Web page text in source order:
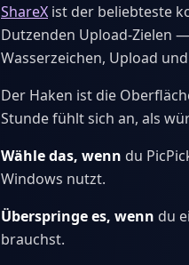
ShareX ist der beliebteste
Dutzenden Upload-Zielen
Wasserzeichen, Upload
Der Haken ist die
Stunde fühlt sich an, als
Wähle das, wenn du
Windows nutzt.
Überspringe es, wenn du
brauchst.